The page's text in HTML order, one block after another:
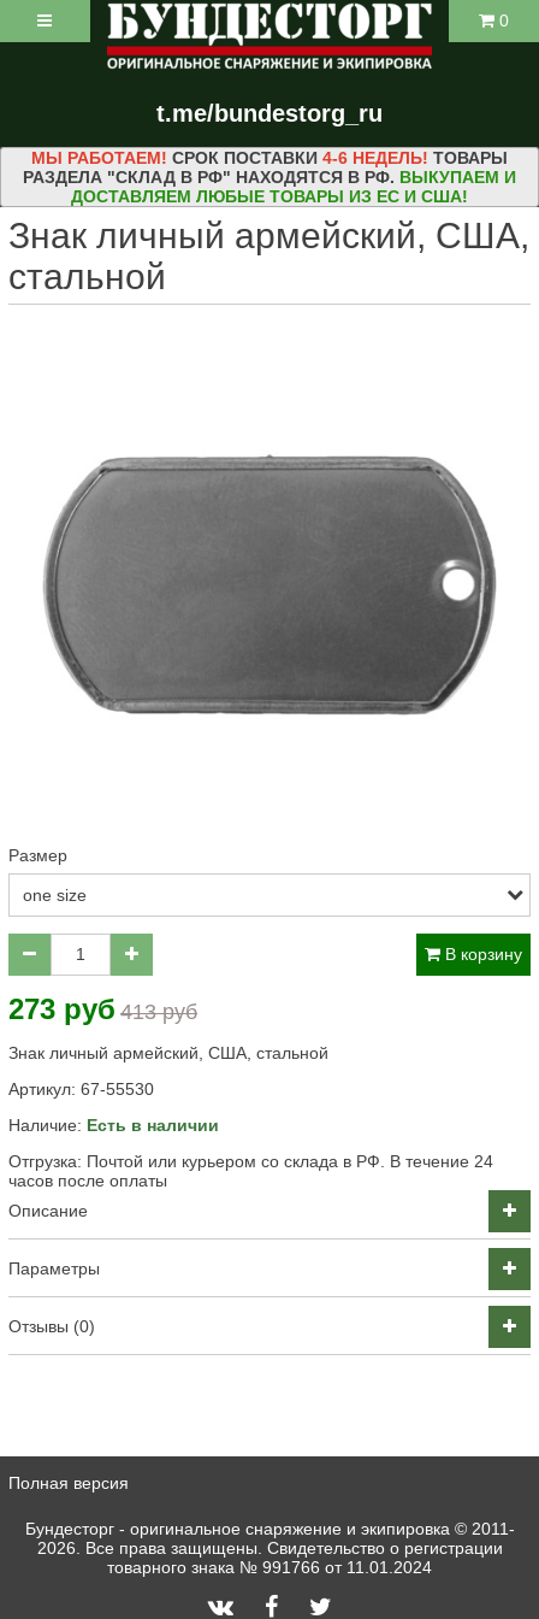
t.me/bundestorg_ru
0
МЫ РАБОТАЕМ! СРОК ПОСТАВКИ 4-6 НЕДЕЛЬ! ТОВАРЫ
РАЗДЕЛА "СКЛАД В РФ" НАХОДЯТСЯ В РФ. ВЫКУПАЕМ И
ДОСТАВЛЯЕМ ЛЮБЫЕ ТОВАРЫ ИЗ ЕС И США!
Знак личный армейский, США,
стальной
Размер
В корзину
273 руб 413 руб
Знак личный армейский, США, стальной
Артикул: 67-55530
Наличие: Есть в наличии
Отгрузка: Почтой или курьером со склада в РФ. В течение 24
часов после оплаты
Описание
Параметры
Отзывы (0)
Полная версия
Бундесторг - оригинальное снаряжение и экипировка © 2011-
2026. Все права защищены. Свидетельство о регистрации
товарного знака № 991766 от 11.01.2024